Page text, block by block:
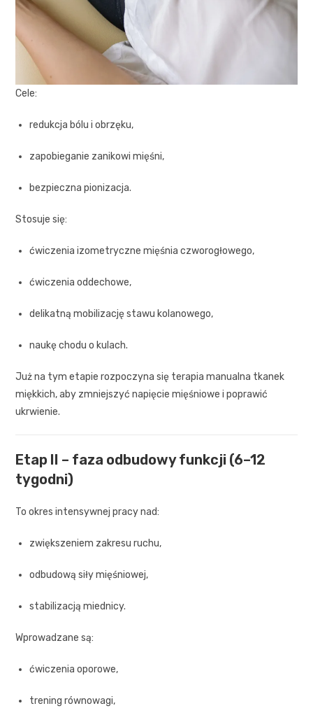
Cele:
redukcja bólu i obrzęku,
zapobieganie zanikowi mięśni,
bezpieczna pionizacja.
Stosuje się:
ćwiczenia izometryczne mięśnia czworogłowego,
ćwiczenia oddechowe,
delikatną mobilizację stawu kolanowego,
naukę chodu o kulach.
Już na tym etapie rozpoczyna się terapia manualna tkanek
miękkich, aby zmniejszyć napięcie mięśniowe i poprawić
ukrwienie.
Etap II – faza odbudowy funkcji (6–12
tygodni)
To okres intensywnej pracy nad:
zwiększeniem zakresu ruchu,
odbudową siły mięśniowej,
stabilizacją miednicy.
Wprowadzane są:
ćwiczenia oporowe,
trening równowagi,